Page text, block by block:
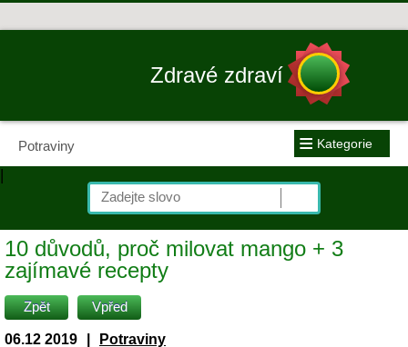
Zdravé zdraví
Potraviny ≡ Kategorie
|
10 důvodů, proč milovat mango + 3
zajímavé recepty
Zpět Vpřed
06.12 2019 Potraviny